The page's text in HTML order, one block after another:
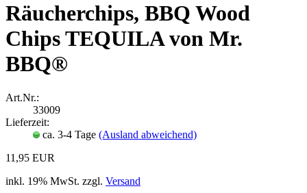
Räucherchips, BBQ Wood
Chips TEQUILA von Mr.
BBQ®
Art.Nr.:
33009
Lieferzeit:
ca. 3-4 Tage (Ausland abweichend)
11,95 EUR
inkl. 19% MwSt. zzgl. Versand